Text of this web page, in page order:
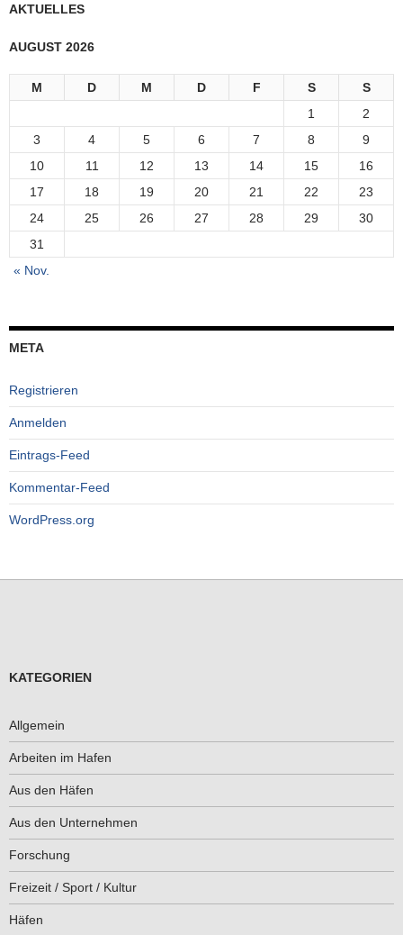
AKTUELLES
AUGUST 2026
M D M D F S
S
1
2
3
4 5 6 7 8
9
10
11 12 13 14 15
16
17
18 19 20 21 22
23
24
25 26 27 28 29
30
31
« Nov.
META
Registrieren
Anmelden
Eintrags-Feed
Kommentar-Feed
WordPress.org
KATEGORIEN
Allgemein
Arbeiten im Hafen
Aus den Häfen
Aus den Unternehmen
Forschung
Freizeit / Sport / Kultur
Häfen